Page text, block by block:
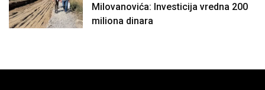
Milovanovića: Investicija vredna 200
miliona dinara